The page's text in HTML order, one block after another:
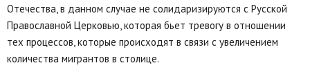
Отечества, в данном случае не солидаризируются с Русской
Православной Церковью, которая бьет тревогу в отношении
тех процессов, которые происходят в связи с увеличением
количества мигрантов в столице.